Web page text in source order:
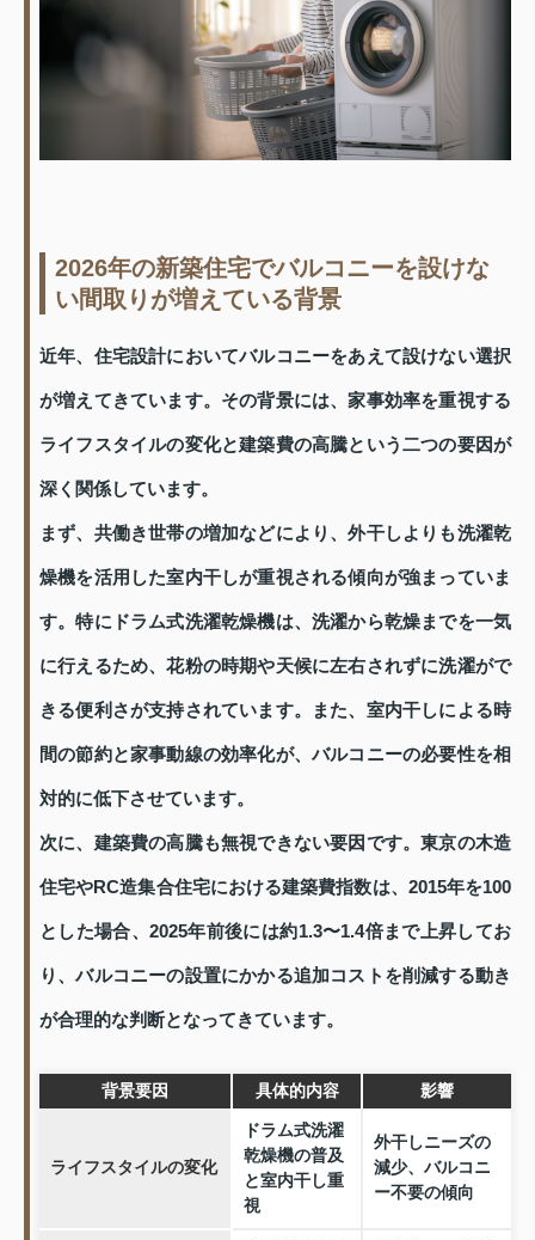
2026年の新築住宅でバルコニーを設けな
い間取りが増えている背景
近年、住宅設計においてバルコニーをあえて設けない選択
が増えてきています。その背景には、家事効率を重視する
ライフスタイルの変化と建築費の高騰という二つの要因が
深く関係しています。
まず、共働き世帯の増加などにより、外干しよりも洗濯乾
燥機を活用した室内干しが重視される傾向が強まっていま
す。特にドラム式洗濯乾燥機は、洗濯から乾燥までを一気
に行えるため、花粉の時期や天候に左右されずに洗濯がで
きる便利さが支持されています。また、室内干しによる時
間の節約と家事動線の効率化が、バルコニーの必要性を相
対的に低下させています。
次に、建築費の高騰も無視できない要因です。東京の木造
住宅やRC造集合住宅における建築費指数は、2015年を100
とした場合、2025年前後には約1.3〜1.4倍まで上昇してお
り、バルコニーの設置にかかる追加コストを削減する動き
が合理的な判断となってきています。
背景要因 具体的内容 影響
ライフスタイルの変化
ドラム式洗濯
乾燥機の普及
と室内干し重
視
外干しニーズの
減少、バルコニ
ー不要の傾向